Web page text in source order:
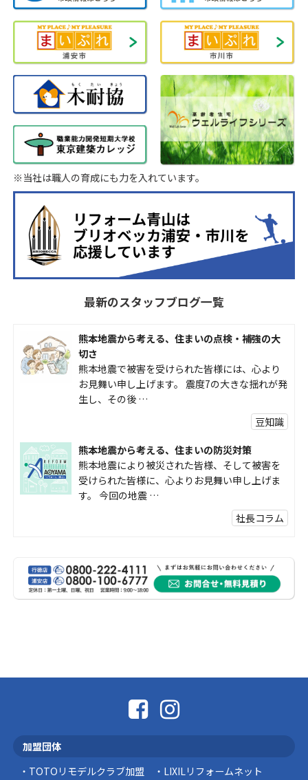
※当社は職人の育成にも力を入れています。
最新のスタッフブログ一覧
熊本地震から考える、住まいの点検・補強の大
切さ
熊本地震で被害を受けられた皆様には、心より
お見舞い申し上げます。 震度7の大きな揺れが発
生し、その後 …
豆知識
熊本地震から考える、住まいの防災対策
熊本地震により被災された皆様、そして被害を
受けられた皆様に、心よりお見舞い申し上げま
す。 今回の地震 …
社長コラム
外壁の色あせやひび割れが気になり始めると、
「そろそろ塗り替えが必要かな？」 「訪問営業
に勧められた …
中にインターホンが鳴っていた… 宅配便を受 …
加盟団体
TOTOリモデルクラブ加盟
LIXILリフォームネット